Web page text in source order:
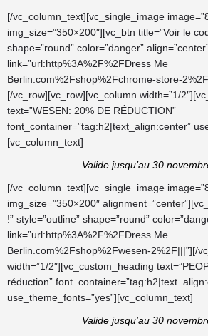
[/vc_column_text][vc_single_image
img_size=”350×200″][vc_btn title=”Voir le
shape=”round” color=”danger”
link=”url:http%3A%2F%2FDress Me
Berlin.com%2Fshop%2Fchrome-store-
[/vc_row][vc_row][vc_column width=”1/
text=”WESEN: 20% DE RÉDUCTION”
font_container=”tag:h2|text_align:center”
[vc_column_text]
Valide jusqu’au 30
[/vc_column_text][vc_single_image
img_size=”350×200″
!” style=”outline” shape=”round”
link=”url:http%3A%2F%2FDress Me
Berlin.com%2Fshop%2Fwesen-2%2F|||”][/
width=”1/2″][vc_custom_heading
réduction”
use_theme_fonts=”yes”][vc_column_text]
Valide jusqu’au 30